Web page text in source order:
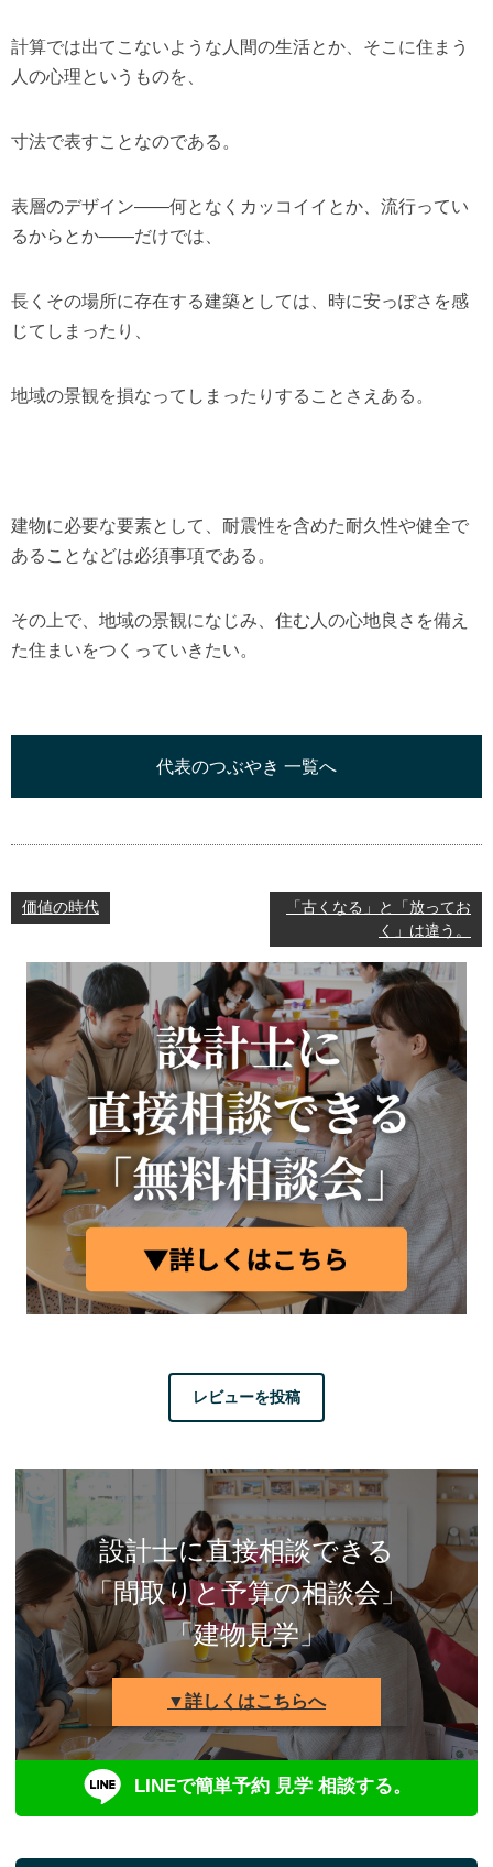
計算では出てこないような人間の生活とか、そこに住まう
人の心理というものを、
寸法で表すことなのである。
表層のデザイン――何となくカッコイイとか、流行ってい
るからとか――だけでは、
長くその場所に存在する建築としては、時に安っぽさを感
じてしまったり、
地域の景観を損なってしまったりすることさえある。
建物に必要な要素として、耐震性を含めた耐久性や健全で
あることなどは必須事項である。
その上で、地域の景観になじみ、住む人の心地良さを備え
た住まいをつくっていきたい。
代表のつぶやき 一覧へ
価値の時代
「古くなる」と「放ってお
く」は違う。
レビューを投稿
設計士に直接相談できる
「間取りと予算の相談会」
「建物見学」
▼詳しくはこちらへ
LINEで簡単予約 見学 相談する。